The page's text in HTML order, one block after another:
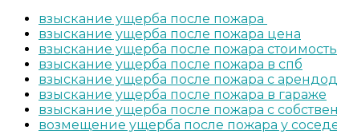
взыскание ущерба после пожара
взыскание ущерба после пожара цена
взыскание ущерба после пожара стоимость
взыскание ущерба после пожара в спб
взыскание ущерба после пожара с
взыскание ущерба после пожара в гараже
взыскание ущерба после пожара с
возмещение ущерба после пожара у